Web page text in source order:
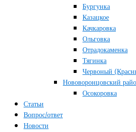
Бургунка
Казацкое
Качкаровка
Ольговка
Отрадокаменка
Тягинка
Червоный
Нововоронцовский
Осокоровка
Статьи
Вопрос/ответ
Новости